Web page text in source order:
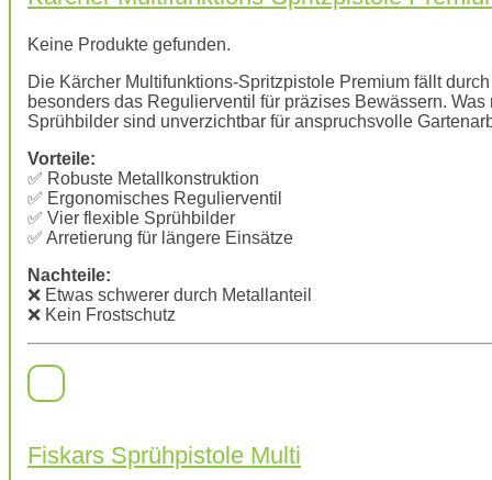
Keine Produkte gefunden.
Die Kärcher Multifunktions-Spritzpistole Premium fällt
besonders das Regulierventil für präzises Bewässern.
Sprühbilder sind unverzichtbar für anspruchsvolle
Vorteile:
✅ Robuste Metallkonstruktion
✅ Ergonomisches Regulierventil
✅ Vier flexible Sprühbilder
✅ Arretierung für längere Einsätze
Nachteile:
❌ Etwas schwerer durch Metallanteil
❌ Kein Frostschutz
Fiskars Sprühpistole Multi